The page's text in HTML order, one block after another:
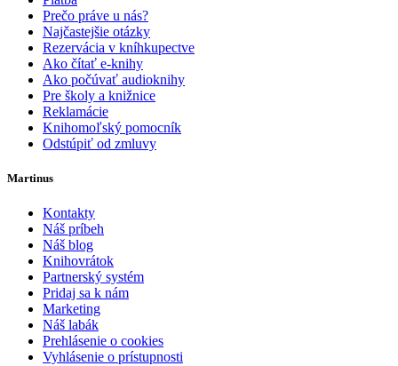
Prečo práve u nás?
Najčastejšie otázky
Rezervácia v kníhkupectve
Ako čítať e-knihy
Ako počúvať audioknihy
Pre školy a knižnice
Reklamácie
Knihomoľský pomocník
Odstúpiť od zmluvy
Martinus
Kontakty
Náš príbeh
Náš blog
Knihovrátok
Partnerský systém
Pridaj sa k nám
Marketing
Náš labák
Prehlásenie o cookies
Vyhlásenie o prístupnosti